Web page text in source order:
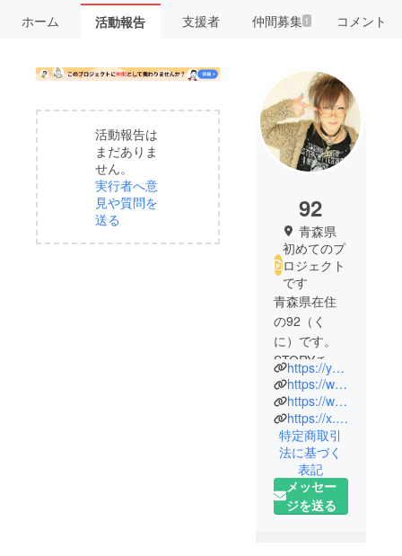
ホーム 活動報告 支援者 仲間募集 1 コメント
活動報告は
まだありま
せん。
実行者へ意
見や質問を
送る
92
青森県
初めてのプ
ロジェクト
です
青森県在住
の92（く
に）です。
STORYチャ
ンネル
（YouTube
）やTikTok
で、釣り・
旅・音楽・
津軽弁ネタ
を発信して
います。
https://youtube.com/@story9292?si=2-uXMBQjMGNGK_2f
https://www.tiktok.com/@kunichan92?_t=ZS-8zStAzEE3DG&_r=1
https://www.instagram.com/kuni9211?igsh=MTl0cW4xcGVhcDBobw==
https://x.com/kuni92_?t=1Qbhyy98Irlw-lUFQxTdAA&s=09
特定商取引
法に基づく
表記
メッセー
ジを送る